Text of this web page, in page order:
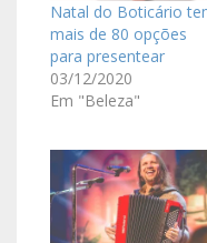
Natal do Boticário
mais de 80 opções
para presentear
03/12/2020
Em "Beleza"